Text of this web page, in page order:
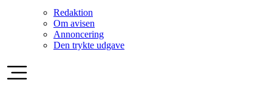
Redaktion
Om avisen
Annoncering
Den trykte udgave